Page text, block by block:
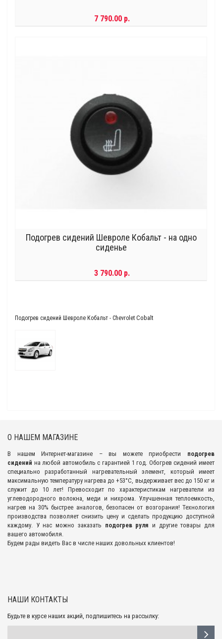
7 790.00 р.
Подогрев сидений Шевроле Кобальт - на одно
сиденье
3 790.00 р.
Подогрев сидений Шевроле Кобальт - Chevrolet Cobalt
О НАШЕМ МАГАЗИНЕ
В нашем Интернет-магазине – вы можете приобрести подогрев
сидений на любой автомобиль с гарантией 1 год. Обогрев сидений имеет
специально разработанный нагревательный элемент, который имеет
максимальную температуру нагрева до +53°С, выдерживает вес до 150 кг и
служит до 10 лет! Превосходит по характеристикам нагреватели из
углеводородного волокна, меди и нихрома. Улучшенная теплоемкость,
нагрев на 30% быстрее аналогов, безопасен от возгорания! Технология
производства позволяет снизить цену и сделать продукцию доступной
каждому. У нас можно заказать подогрев руля и другие товары для
вашего автомобиля.
Будем рады видеть Вас в числе наших довольных клиентов!
НАШИ КОНТАКТЫ
Будьте в курсе наших акций, подпишитесь на рассылку: